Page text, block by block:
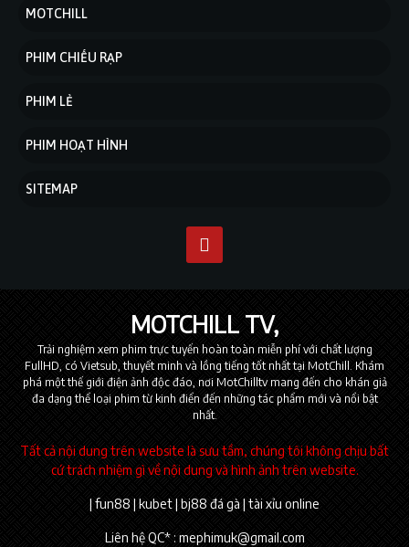
MOTCHILL
PHIM CHIẾU RẠP
PHIM LẺ
PHIM HOẠT HÌNH
SITEMAP
MOTCHILL TV
Trải nghiệm xem phim trực tuyến hoàn toàn miễn phí với chất lượng
FullHD, có Vietsub, thuyết minh và lồng tiếng tốt nhất tại MotChill. Khám
phá một thế giới điện ảnh độc đáo, nơi MotChilltv mang đến cho khán giả
đa dạng thể loại phim từ kinh điển đến những tác phẩm mới và nổi bật
nhất.
Tất cả nội dung trên website là sưu tầm, chúng tôi không chịu bất
cứ trách nhiệm gì về nội dung và hình ảnh trên website.
| fun88 | kubet| bj88 đá gà | tài xỉu online
Liên hệ QC* : mephimuk@gmail.com